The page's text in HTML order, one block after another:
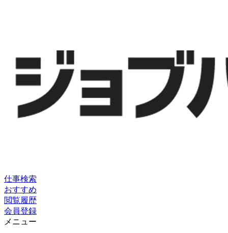
仕事検索
おすすめ
閲覧履歴
会員登録
メニュー